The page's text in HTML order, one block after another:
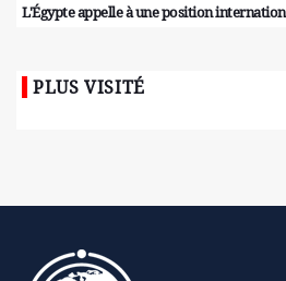
L'Égypte appelle à une position
PLUS VISITÉ